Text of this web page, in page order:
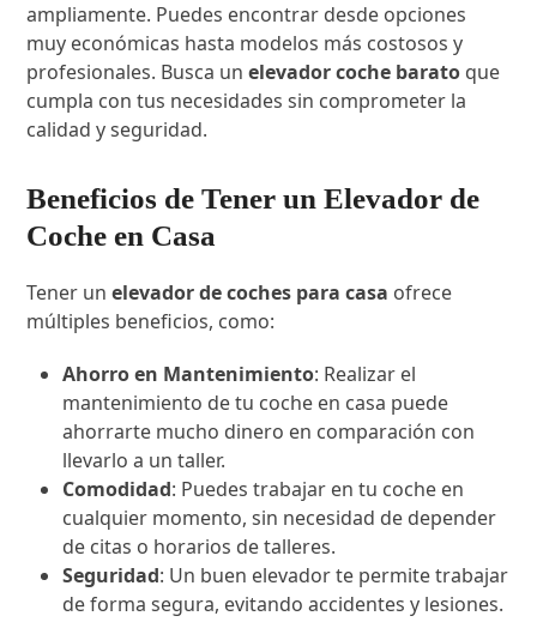
ampliamente. Puedes encontrar desde opciones
muy económicas hasta modelos más costosos y
profesionales. Busca unelevador coche barato que
cumpla con tus necesidades sin comprometer la
calidad y seguridad.
Beneficios de Tener un Elevador de
Coche en Casa
Tener unelevador de coches para casa ofrece
múltiples beneficios, como:
Ahorro en Mantenimiento: Realizar el
mantenimiento de tu coche en casa puede
ahorrarte mucho dinero en comparación con
llevarlo a un taller.
Comodidad: Puedes trabajar en tu coche en
cualquier momento, sin necesidad de depender
de citas o horarios de talleres.
Seguridad: Un buen elevador te permite trabajar
de forma segura, evitando accidentes y lesiones.